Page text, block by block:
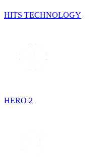
HITS TECHNOLOGY
HERO 2